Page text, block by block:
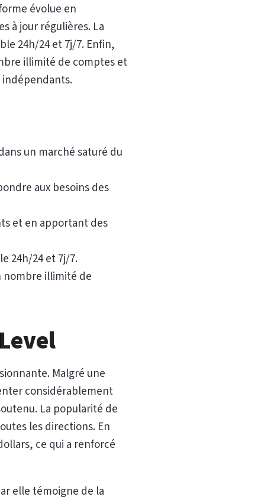
évolue en
à jour régulières. La
24h/24 et 7j/7. Enfin,
illimité de comptes et
indépendants.
un marché saturé du
aux besoins des
et en apportant des
24h/24 et 7j/7.
nombre illimité de
Malgré une
considérablement
La popularité de
les directions. En
ce qui a renforcé
elle témoigne de la